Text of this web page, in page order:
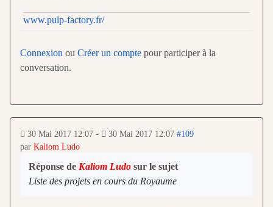
www.pulp-factory.fr/
Connexion ou Créer un compte pour participer à la
conversation.
30 Mai 2017 12:07 - 30 Mai 2017 12:07 #109
par Kaliom Ludo
Réponse de Kaliom Ludo sur le sujet
Liste des projets en cours du Royaume